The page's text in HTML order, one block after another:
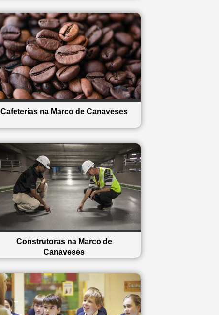
Cafeterias na Marco de Canaveses
Construtoras na Marco de
Canaveses